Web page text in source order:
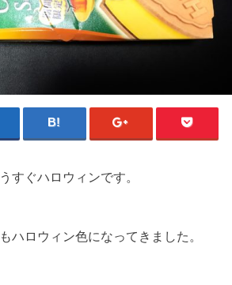
すぐハロウィンです。
ハロウィン色になってきました。